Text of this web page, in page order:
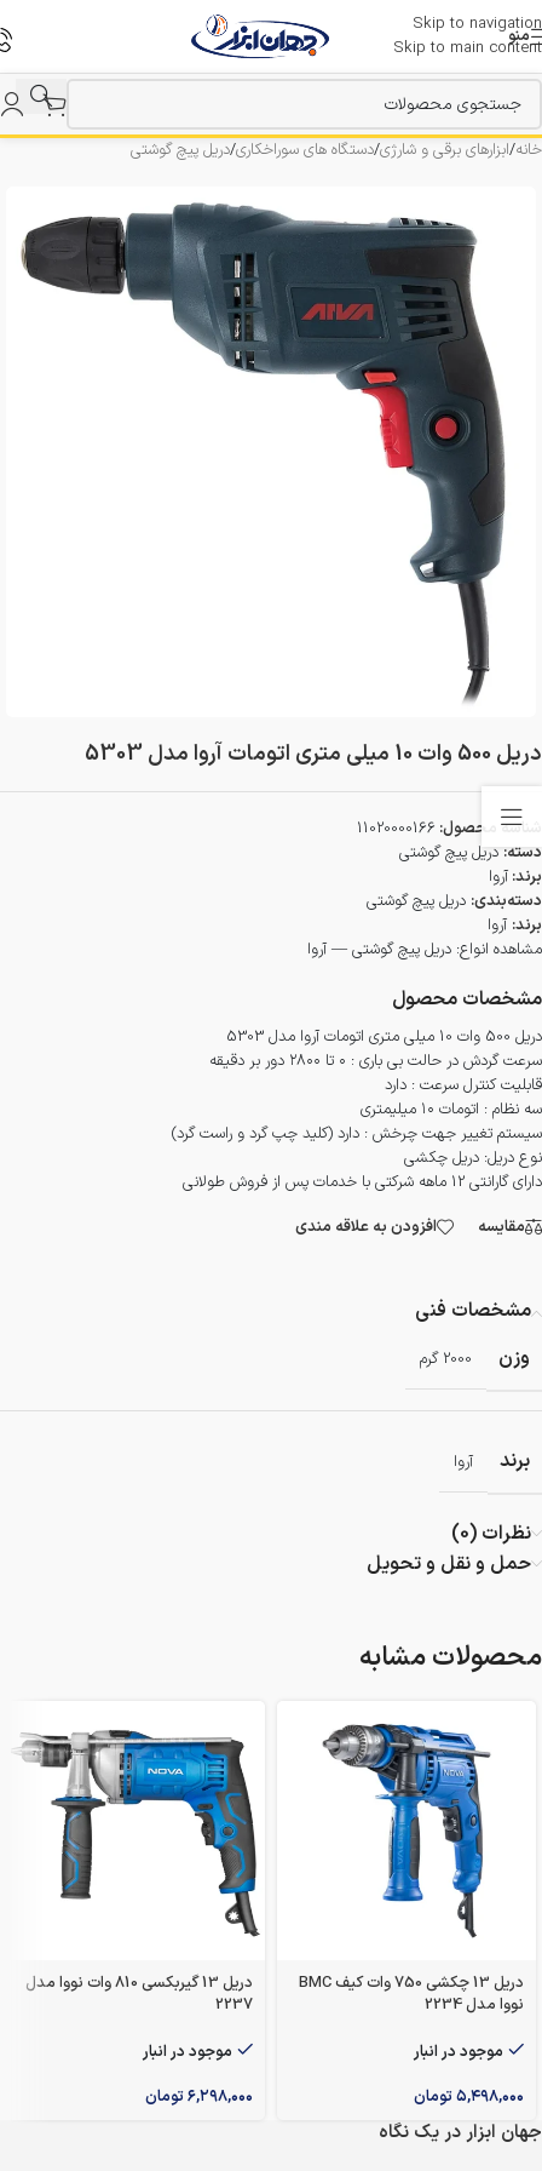
Skip to navigation
Skip to main content
منو
خانه/ابزارهای برقی و شارژی/دستگاه های سوراخکاری/دریل پیچ گوشتی
دريل 500 وات 10 میلی متری اتومات آروا مدل 5303
شناسه محصول: 11020000166
دسته: دریل پیچ گوشتی
برند: آروا
دسته‌بندی: دریل پیچ گوشتی
برند: آروا
مشاهده انواع: دریل پیچ گوشتی — آروا
مشخصات محصول
دريل 500 وات 10 میلی متری اتومات آروا مدل 5303
سرعت گردش در حالت بی باری : ۰ تا ۲۸۰۰ دور بر دقیقه
قابلیت کنترل سرعت : دارد
سه نظام : اتومات ۱۰ میلیمتری
سیستم تغییر جهت چرخش : دارد (کلید چپ گرد و راست گرد)
نوع دریل: دریل چکشی
دارای گارانتی 12 ماهه شرکتی با خدمات پس از فروش طولانی
مقایسه
افزودن به علاقه مندی
مشخصات فنی
وزن
2000 گرم
برند آروا
نظرات (0)
حمل و نقل و تحویل
محصولات مشابه
دریل 13 چکشی 750 وات کیف BMC
نووا مدل 2234
موجود در انبار
۵,۴۹۸,۰۰۰تومان
دریل 13 گیربکسی 810 وات نووا مدل
2237
موجود در انبار
۶,۲۹۸,۰۰۰تومان
جهان ابزار در یک نگاه